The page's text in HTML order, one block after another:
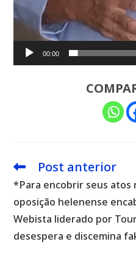
00:00
Leia
artigos
Post anterior
*Para encobrir seus atos
oposição helenense
Webista liderado por
desespera e discemina